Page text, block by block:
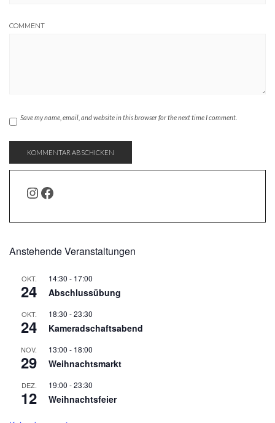
COMMENT
Save my name, email, and website in this browser for the next time I comment.
INSTAGRAM
FACEBOOK
Anstehende Veranstaltungen
OKT.
24
14:30 - 17:00
Abschlussübung
OKT.
24
18:30 -23:30
Kameradschaftsabend
NOV.
29
13:00 - 18:00
Weihnachtsmarkt
DEZ.
12
19:00 -23:30
Weihnachtsfeier